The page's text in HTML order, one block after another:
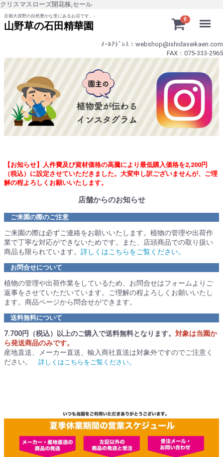
クリスマスローズ開花株,セール
京都大原野の自然豊かな里にあるお店です。-
山野草の石田精華園
0
ﾒｰﾙｱﾄﾞﾚｽ：webshop@ishidaseikaen.com
FAX：075-333-2965
【お知らせ】人件費及び資材価格の高騰により最低購入価格を2,200円
（税込）に設定させていただきました。大変申し訳ございませんが、ご理
解の程よろしくお願いいたします。
店舗からのお知らせ
ご来園の際のご注意
ご来園の際は必ずご連絡をお願いいたします。植物の管理や出荷作
業で丁寧な対応ができないためです。また、店頭商品での取り扱い
商品も限られています。 詳しくはこちらをご覧ください。
お問合せについて
植物の管理や出荷作業をしているため、お問合せはフォームよりご
返事をさせていただいています。ご理解の程よろしくお願いいたし
ます。商品ページから問合せができます。
送料無料について
7.700円（税込）以上のご購入で送料無料となります。 対象は当園か
ら発送商品のみです。
産地直送、メーカー直送、輸入商社直送は対象外ですのでご注意く
ださい。
詳しくはこちらをご覧ください。